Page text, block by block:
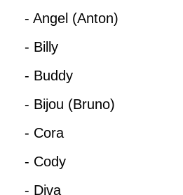
- Angel (Anton)
- Billy
- Buddy
- Bijou (Bruno)
- Cora
- Cody
- Diva